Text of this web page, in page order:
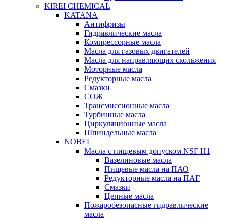
KIREI CHEMICAL
KATANA
Антифризы
Гидравлические масла
Компрессорные масла
Масла для газовых двигателей
Масла для направляющих скольжения
Моторные масла
Редукторные масла
Смазки
СОЖ
Трансмиссионные масла
Турбинные масла
Циркуляционные масла
Шпиндельные масла
NOBEL
Масла с пищевым допуском NSF H1
Вазелиновые масла
Пищевые масла на ПАО
Редукторные масла на ПАГ
Смазки
Цепные масла
Пожаробезопасные гидравлические
масла